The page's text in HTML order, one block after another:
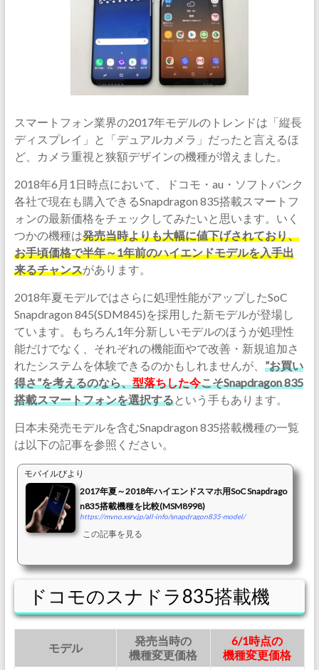
スマートフォン業界の2017年モデルのトレンドは「縦長
ディスプレイ」と「デュアルカメラ」だったと言えるほ
ど、カメラ重視と狭額デザインの機種が増えました。
2018年6月1日時点において、ドコモ・au・ソフトバンク
各社で現在も購入できるSnapdragon 835搭載スマートフ
ォンの最新価格をチェックしてみたいと思います。いく
つかの機種は発売当時よりも大幅に値下げされており、
お手頃価格で半年～1年前のハイエンドモデルを入手出
来るチャンスがあります。
2018年夏モデルではさらに処理性能がアップしたSoC
Snapdragon 845(SDM845)を採用した新モデルが登場し
ています。もちろん1年分新しいモデルのほうが処理性
能だけでなく、それぞれの機能面やで改善・新規追加さ
れたシステムを体験できるのかもしれませんが、 ”お買い
得さ”を考えるのなら、型落ちした今こそSnapdragon 835
搭載スマートフォンを選択するという手もあります。
日本未発売モデルを含むSnapdragon 835搭載機種の一覧
は以下の記事を参照ください。
モバイルびより
2017年夏～2018年ハイエンドスマホ用SoC Snapdrago
n835搭載機種を比較(MSM8998)
https://mvno.xsrv.jp/all-info/snapdragon835-model/
この記事を見る
ドコモのスナドラ835搭載機
モデル
発売当時の
機種変更価格
6/1時点の
機種変更価格